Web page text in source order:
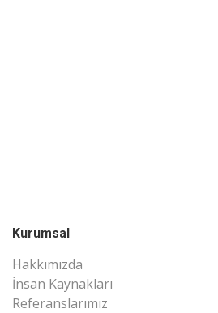
Kurumsal
Hakkımızda
İnsan Kaynakları
Referanslarımız